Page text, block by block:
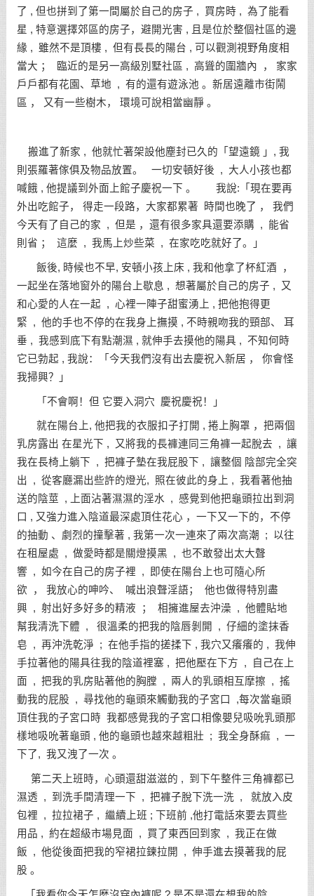
了 , 但也拼到了第一間屬於自己的房子 , 買房時 , 為了能看
星 , 特意選擇郊區的房子，避開光害 , 且是位於整個社區的邊
緣 , 雖然不是頂樓 , 但有長長的陽台 , 可以觀測視野角度相
當大 ； 臨近的是另一高級別墅社區 , 高聳的圍牆內 ， 家家
戶戶都有花園、草地 , 有的還有遊泳池 。新居遠離市街鬧
區 ， 又有一些樹木， 環境可說相當幽靜 。
搬進了新家 , 他就忙著架設他塵封已久的「望遠鏡 」, 我
則張羅著傢俱及物品放置。 一切安頓好後 , 大人小孩也都
喊餓 , 他提議到外面上館子慶祝一下 。 我說:「現在要再
外出吃館子， 得走一段路，大家都累著 時間也晚了 ， 我們
今天有了自己的家 , 但是 ，還有很多家具還要添購 , 能省
則省 ； 這麼 , 我馬上炒些菜 , 在家吃吃就好了。」
飯後, 時候也不早, 安頓小孩上床 , 我和他拿了杯紅酒 ，
一起坐在落地窗外的陽台上歇息 , 想著屬於自己的房子 , 又
和心愛的人在一起 , 心裡一陣子甜蜜湧上 , 把他抱得更
緊 , 他的手也不停的在我身上撫摸 , 不時親吻我的頸部、 耳
垂 , 我感到底下有點潮濕 , 就伸手去摸他的陽具 , 不知何時
它已勃起 , 我說：「今天我們沒有出去慶祝入新居 ， 你會怪
我掃興？」
「不會啊！但 它要入洞穴 慶祝慶祝！」
就在陽台上, 他把我的衣服扣子打開 , 捲上胸罩 ，把兩個
乳房露出 在星光下 , 又將我的長褲連同三角褲一起脫去 , 讓
我在長椅上躺下 , 把褲子墊在我屁股下 , 讓整個 陰部完全突
出 , 從客廳漏出些許的燈光, 照在彼此的身上 , 我看著他抽
送的陰莖 , 上面沾著濕濕的淫水 , 感覺到他把龜頭拉出到洞
口 , 又強力進入陰道最深處頂住花心 ，一下又一下的，不停
的抽動 、劇烈的撞擊著 , 我第一次一連來了兩次高潮 ; 以往
在租屋處 , 做愛時都是關燈摸黑 , 也不敢發出太大聲
響 , 如今在自己的房子裡 , 即使在陽台上也可隨心所
欲 ， 我放心的呻吟、 喊出浪聲淫語； 他也做得特別盡
興 , 射出好多好多的精液 ； 相擁進屋去沖澡 , 他體貼地
幫我清洗下體 , 很溫柔的把我的陰唇剝開 , 仔細的塗抹香
皂 , 再沖洗乾淨 ; 在他手指的搓揉下 , 我穴又癢癢的 , 我伸
手拉著他的陽具往我的陰道裡塞 , 把他壓在下方 , 自己在上
面 , 把我的乳房貼著他的胸膛 , 兩人的乳頭相互摩擦 , 搖
動我的屁股 , 尋找他的龜頭來觸動我的子宮口 ,每次當龜頭
頂住我的子宮口時 我都感覺我的子宮口相像嬰兒吸吮乳頭那
樣地吸吮著龜頭 , 他的龜頭也越來越粗壯 ; 我全身酥痲 , 一
下了, 我又洩了一次 。
第二天上班時，心頭還甜滋滋的 , 到下午整件三角褲都已
濕透 , 到洗手間清理一下 , 把褲子脫下洗一洗 , 就放入皮
包裡 , 拉拉裙子 , 繼續上班 ; 下班前 ,他打電話來要去買些
用品 , 約在超級市場見面 , 買了東西回到家 , 我正在做
飯 , 他從後面把我的窄裙拉鍊拉開 , 伸手進去摸著我的屁
股 。